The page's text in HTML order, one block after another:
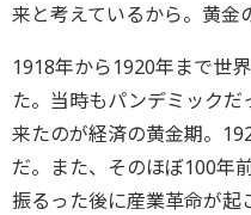
来と考えているから。黄金
1918年から1920年まで世
た。当時もパンデミックだ
来たのが経済の黄金期。
だ。また、そのほぼ100年
振るった後に産業革命が起